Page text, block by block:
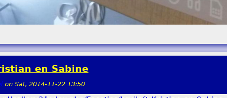
en Sabine
on Sat, 2014-11-22 13:50